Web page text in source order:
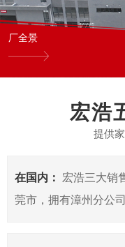
厂全景
宏浩
提供
在国内：
宏浩三大销
莞市，拥有漳州分公